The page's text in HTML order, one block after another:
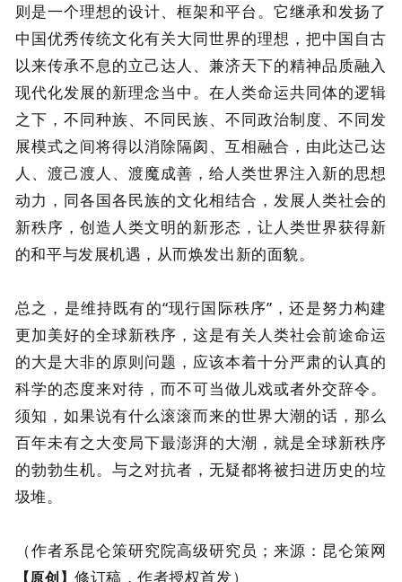
则是一个理想的设计、框架和平台。它继承和发扬了
中国优秀传统文化有关大同世界的理想，把中国自古
以来传承不息的立己达人、兼济天下的精神品质融入
现代化发展的新理念当中。在人类命运共同体的逻辑
之下，不同种族、不同民族、不同政治制度、不同发
展模式之间将得以消除隔阂、互相融合，由此达己达
人、渡己渡人、渡魔成善，给人类世界注入新的思想
动力，同各国各民族的文化相结合，发展人类社会的
新秩序，创造人类文明的新形态，让人类世界获得新
的和平与发展机遇，从而焕发出新的面貌。
总之，是维持既有的“现行国际秩序”，还是努力构建
更加美好的全球新秩序，这是有关人类社会前途命运
的大是大非的原则问题，应该本着十分严肃的认真的
科学的态度来对待，而不可当做儿戏或者外交辞令。
须知，如果说有什么滚滚而来的世界大潮的话，那么
百年未有之大变局下最澎湃的大潮，就是全球新秩序
的勃勃生机。与之对抗者，无疑都将被扫进历史的垃
圾堆。
（作者系昆仑策研究院高级研究员；来源：昆仑策网
【原创】修订稿，作者授权首发）